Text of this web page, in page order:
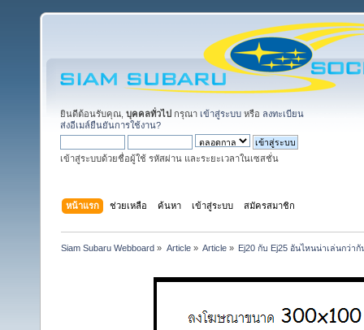
ยินดีต้อนรับคุณ, บุคคลทั่วไป กรุณา เข้าสู่ระบบ หรือ ลงทะเบียน
ส่งอีเมล์ยืนยันการใช้งาน?
เข้าสู่ระบบด้วยชื่อผู้ใช้ รหัสผ่าน และระยะเวลาในเซสชั่น
หน้าแรก ช่วยเหลือ ค้นหา เข้าสู่ระบบ สมัครสมาชิก
Siam Subaru Webboard » Article» Article» Ej20 กับ Ej25 อันไหนน่าเล่นกว่า